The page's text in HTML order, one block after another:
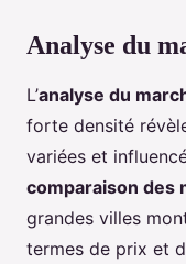
Analyse du
L’analyse du
forte densité
variées et
comparaison des
grandes villes
termes de prix et